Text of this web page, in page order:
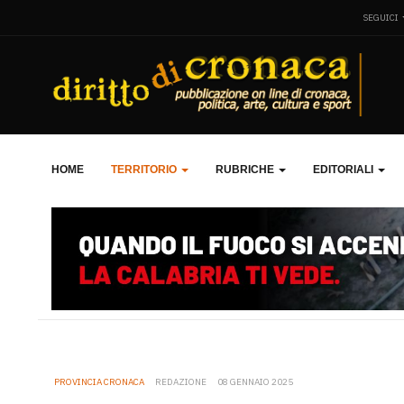
SEGUICI
HOME TERRITORIO RUBRICHE EDITORIALI
PROVINCIA CRONACA REDAZIONE 08 GENNAIO 2025